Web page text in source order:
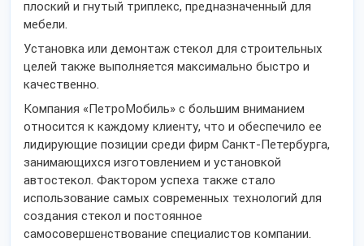
плоский и гнутый триплекс, предназначенный для
мебели.
Установка или демонтаж стекол для строительных
целей также выполняется максимально быстро и
качественно.
Компания «ПетроМобиль» с большим вниманием
относится к каждому клиенту, что и обеспечило ее
лидирующие позиции среди фирм Санкт-Петербурга,
занимающихся изготовлением и установкой
автостекол. Фактором успеха также стало
использование самых современных технологий для
создания стекол и постоянное
самосовершенствование специалистов компании.